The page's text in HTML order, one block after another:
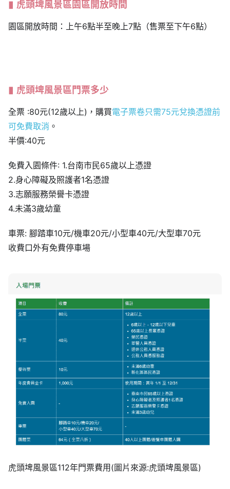
虎頭埤風景區園區開放時間
園區開放時間：上午6點半至晚上7點（售票至下午6點）
虎頭埤風景區門票多少
全票 :80元(12歲以上)，購買電子票卷只需75元兌換憑證前
可免費取消 。
半價:40元
免費入園條件: 1.台南市民65歲以上憑證
2.身心障礙及照護者1名憑證
3.志願服務榮譽卡憑證
4.未滿3歲幼童
車票: 腳踏車10元/機車20元/小型車40元/大型車70元
收費口外有免費停車場
虎頭埤風景區112年門票費用(圖片來源:虎頭埤風景區)